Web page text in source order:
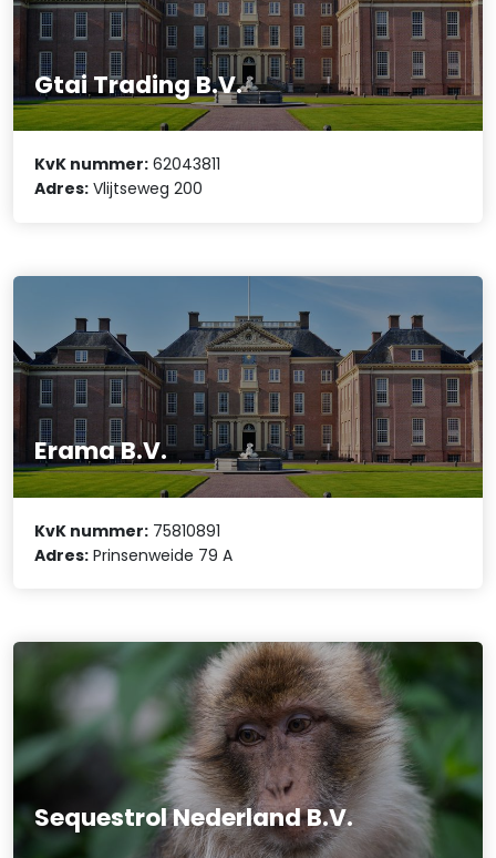
Gtai Trading B.V.
KvK nummer: 62043811
Adres: Vlijtseweg 200
Erama B.V.
KvK nummer: 75810891
Adres: Prinsenweide 79 A
Sequestrol Nederland B.V.